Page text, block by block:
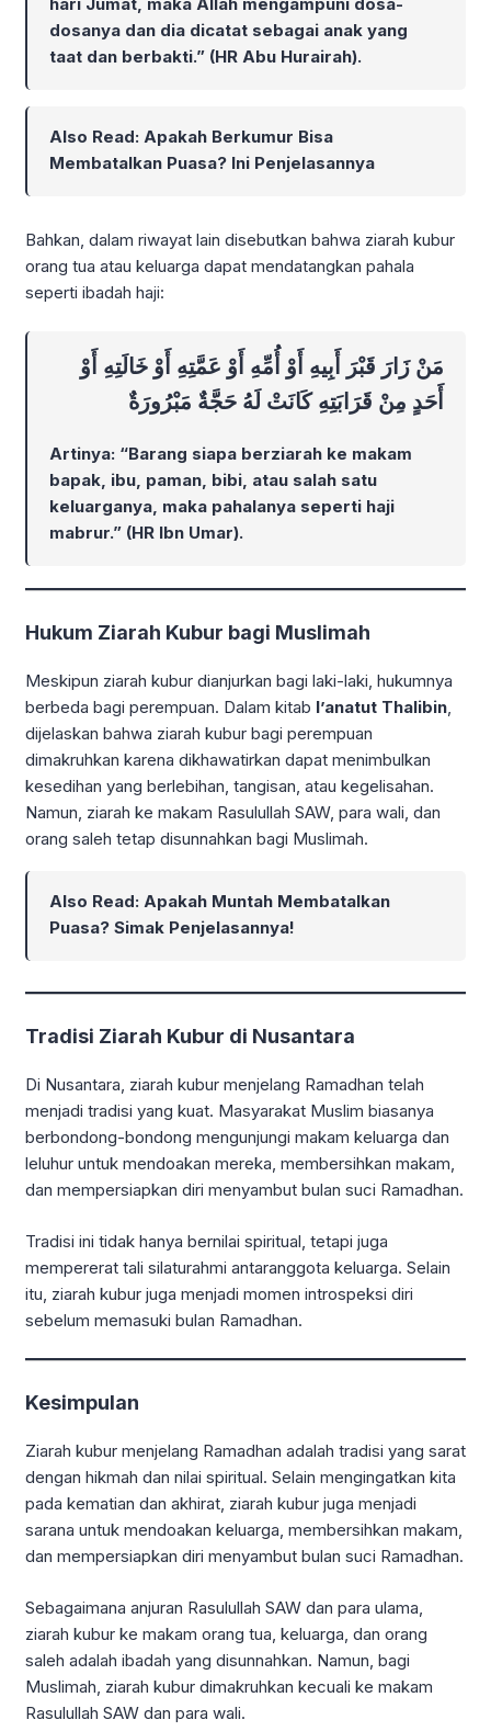
dosanya dan dia dicatat sebagai anak yang
taat dan berbakti.” (HR Abu Hurairah).
Also Read: Apakah Berkumur Bisa
Membatalkan Puasa? Ini Penjelasannya
Bahkan, dalam riwayat lain disebutkan bahwa ziarah kubur
orang tua atau keluarga dapat mendatangkan pahala
seperti ibadah haji:
مَنْ زَارَ قَبْرَ أَبِيهِ أَوْ أُمِّهِ أَوْ عَمَّتِهِ أَوْ خَالَتِهِ أَوْ
أَحَدٍ مِنْ قَرَابَتِهِ كَانَتْ لَهُ حَجَّةٌ مَبْرُورَةٌ
Artinya: “Barang siapa berziarah ke makam
bapak, ibu, paman, bibi, atau salah satu
keluarganya, maka pahalanya seperti haji
mabrur.” (HR Ibn Umar).
Hukum Ziarah Kubur bagi Muslimah
Meskipun ziarah kubur dianjurkan bagi laki-laki, hukumnya
berbeda bagi perempuan. Dalam kitab I’anatut Thalibin
dijelaskan bahwa ziarah kubur bagi perempuan
dimakruhkan karena dikhawatirkan dapat menimbulkan
kesedihan yang berlebihan, tangisan, atau kegelisahan.
Namun, ziarah ke makam Rasulullah SAW, para wali, dan
orang saleh tetap disunnahkan bagi Muslimah.
Also Read: Apakah Muntah Membatalkan
Puasa? Simak Penjelasannya!
Tradisi Ziarah Kubur di Nusantara
Di Nusantara, ziarah kubur menjelang Ramadhan telah
menjadi tradisi yang kuat. Masyarakat Muslim biasanya
berbondong-bondong mengunjungi makam keluarga dan
leluhur untuk mendoakan mereka, membersihkan makam,
dan mempersiapkan diri menyambut bulan suci Ramadhan.
Tradisi ini tidak hanya bernilai spiritual, tetapi juga
mempererat tali silaturahmi antaranggota keluarga. Selain
itu, ziarah kubur juga menjadi momen introspeksi diri
sebelum memasuki bulan Ramadhan.
Kesimpulan
Ziarah kubur menjelang Ramadhan adalah tradisi yang sarat
dengan hikmah dan nilai spiritual. Selain mengingatkan kita
pada kematian dan akhirat, ziarah kubur juga menjadi
sarana untuk mendoakan keluarga, membersihkan makam,
dan mempersiapkan diri menyambut bulan suci Ramadhan.
Sebagaimana anjuran Rasulullah SAW dan para ulama,
ziarah kubur ke makam orang tua, keluarga, dan orang
saleh adalah ibadah yang disunnahkan. Namun, bagi
Muslimah, ziarah kubur dimakruhkan kecuali ke makam
Rasulullah SAW dan para wali.